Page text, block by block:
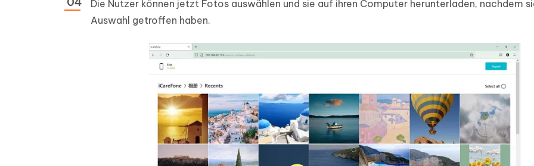
Die Nutzer können jetzt Fotos auswählen und sie auf ihren Computer herunterladen, nachdem
Auswahl getroffen haben.